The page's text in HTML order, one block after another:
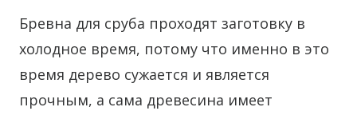
Бревна для сруба проходят заготовку в
холодное время, потому что именно в это
время дерево сужается и является
прочным, а сама древесина имеет